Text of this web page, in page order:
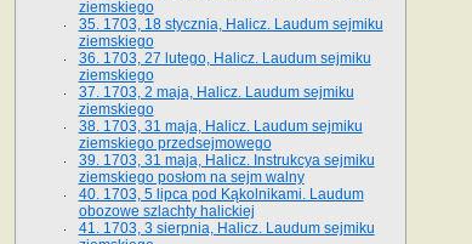
ziemskiego
35. 1703, 18 stycznia, Halicz. Laudum sejmiku
ziemskiego
36. 1703, 27 lutego, Halicz. Laudum sejmiku
ziemskiego
37. 1703, 2 maja, Halicz. Laudum sejmiku
ziemskiego
38. 1703, 31 maja, Halicz. Laudum sejmiku
ziemskiego przedsejmowego
39. 1703, 31 maja, Halicz. Instrukcya sejmiku
ziemskiego posłom na sejm walny
40. 1703, 5 lipca pod Kąkolnikami. Laudum
obozowe szlachty halickiej
41­. 1703, 3 sierpnia, Halicz. Laudum sejmiku